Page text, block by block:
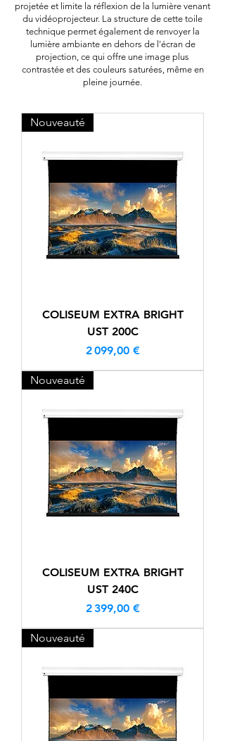
projetée et limite la réflexion de la lumière venant
du vidéoprojecteur. La structure de cette toile
technique permet également de renvoyer la
lumière ambiante en dehors de l'écran de
projection, ce qui offre une image plus
contrastée et des couleurs saturées, même en
pleine journée.
Nouveauté
COLISEUM EXTRA BRIGHT
UST 200C
Prix
2 099,00 €
Nouveauté
COLISEUM EXTRA BRIGHT
UST 240C
Prix
2 399,00 €
Nouveauté